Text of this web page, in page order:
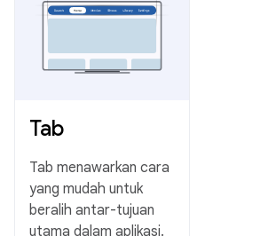
Tab
Tab menawarkan cara
yang mudah untuk
beralih antar-tujuan
utama dalam aplikasi.